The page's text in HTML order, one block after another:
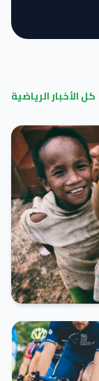
كل الأخبار الرياضية